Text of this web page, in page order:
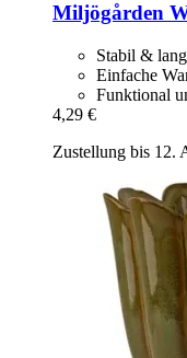
Miljögården
Stabil &
Einfache
Funktional
4,29 €
Zustellung bis 12.